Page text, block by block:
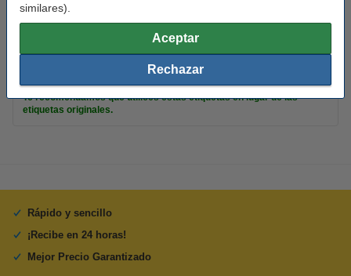
similares).
Aceptar
Rechazar
Color:
S0722370
Te recomendamos que utilices estas etiquetas en lugar de las
etiquetas originales.
Rápido y sencillo
¡Recibe en 24 horas!
Mejor Precio Garantizado